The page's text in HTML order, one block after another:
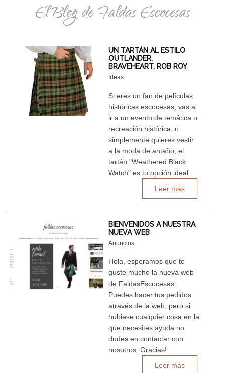
El Blog de Faldas Escocesas
UN TARTÁN AL ESTILO
OUTLANDER,
BRAVEHEART, ROB ROY
Ideas
Si eres un fan de películas
históricas escocesas, vas a
ir a un evento de temática o
recreación histórica, o
simplemente quieres vestir
a la moda de antaño, el
tartán "Weathered Black
Watch" es tu opción ideal.
Leer más
BIENVENIDOS A NUESTRA
NUEVA WEB
Anuncios
Hola, esperamos que te
guste mucho la nueva web
de FaldasEscocesas.
Puedes hacer tus pedidos
através de la web, pero si
hubiese cualquier cosa en la
que necesites ayuda no
dudes en contactar con
nosotros. Gracias!
Leer más